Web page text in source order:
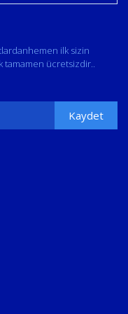
ilk sizin
tamamen ücretsizdir..
Kaydet